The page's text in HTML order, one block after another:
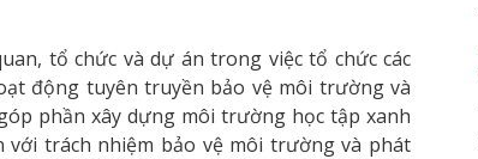
tổ chức và dự án trong việc tổ chức các
động tuyên truyền bảo vệ môi trường và
phần xây dựng môi trường học tập xanh
trách nhiệm bảo vệ môi trường và phát